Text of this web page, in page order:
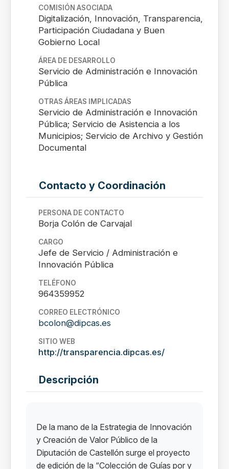
COMISIÓN ASOCIADA
Digitalización, Innovación, Transparencia,
Participación Ciudadana y Buen
Gobierno Local
ÁREA DE DESARROLLO
Servicio de Administración e Innovación
Pública
OTRAS ÁREAS IMPLICADAS
Servicio de Administración e Innovación
Pública; Servicio de Asistencia a los
Municipios; Servicio de Archivo y Gestión
Documental
Contacto y Coordinación
PERSONA DE CONTACTO
Borja Colón de Carvajal
CARGO
Jefe de Servicio / Administración e
Innovación Pública
TELÉFONO
964359952
CORREO ELECTRÓNICO
bcolon@dipcas.es
SITIO WEB
http://transparencia.dipcas.es/
Descripción
De la mano de la Estrategia de Innovación
y Creación de Valor Público de la
Diputación de Castellón surge el proyecto
de edición de la “Colección de Guías por y